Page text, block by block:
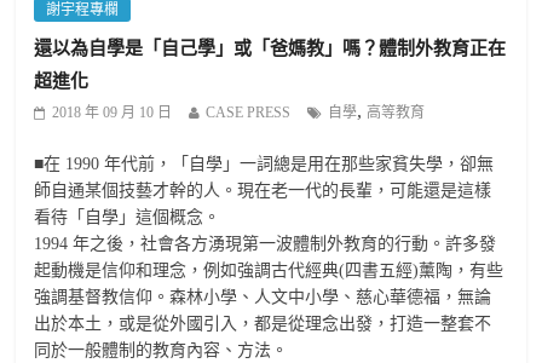
謝宇程專欄
還以為自學是「自己學」或「爸媽教」嗎？體制外教育正在
超進化
2018 年 09 月 10 日 CASE PRESS 自學,高等教育
■在 1990 年代前，「自學」一詞總是用在那些家貧失學，卻無
師自通某個技藝才幹的人。現在老一代的長輩，可能還是這樣
看待「自學」這個概念。
1994 年之後，社會各方湧現第一波體制外教育的行動。許多發
起動機是信仰和理念，例如強調古代經典(四書五經)薰陶，有些
強調基督教信仰。森林小學、人文中小學、慈心華德福，無論
出於本土，或是從外國引入，都是從理念出發，打造一整套不
同於一般體制的教育內容、方法。